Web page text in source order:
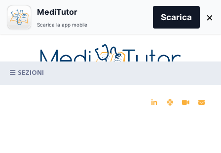
content
for:
MediTutor
Scarica la app mobile
Scarica ×